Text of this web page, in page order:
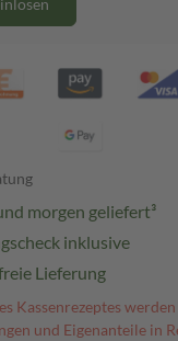
morgen geliefert³
inklusive
Lieferung
Kassenrezeptes
und Eigenanteile in